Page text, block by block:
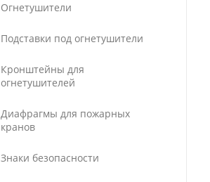
Огнетушители
Подставки под огнетушители
Кронштейны для
огнетушителей
Диафрагмы для пожарных
кранов
Знаки безопасности